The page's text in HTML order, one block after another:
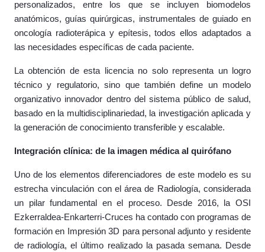
personalizados, entre los que se incluyen biomodelos
anatómicos, guías quirúrgicas, instrumentales de guiado en
oncología radioterápica y epítesis, todos ellos adaptados a
las necesidades específicas de cada paciente.
La obtención de esta licencia no solo representa un logro
técnico y regulatorio, sino que también define un modelo
organizativo innovador dentro del sistema público de salud,
basado en la multidisciplinariedad, la investigación aplicada y
la generación de conocimiento transferible y escalable.
Integración clínica: de la imagen médica al quirófano
Uno de los elementos diferenciadores de este modelo es su
estrecha vinculación con el área de Radiología, considerada
un pilar fundamental en el proceso. Desde 2016, la OSI
Ezkerraldea-Enkarterri-Cruces ha contado con programas de
formación en Impresión 3D para personal adjunto y residente
de radiología, el último realizado la pasada semana. Desde